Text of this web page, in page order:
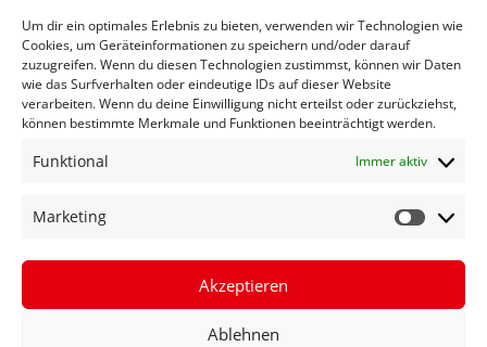
Um dir ein optimales Erlebnis zu bieten, verwenden wir Technologien wie
Cookies, um Geräteinformationen zu speichern und/oder darauf
zuzugreifen. Wenn du diesen Technologien zustimmst, können wir Daten
wie das Surfverhalten oder eindeutige IDs auf dieser Website
verarbeiten. Wenn du deine Einwilligung nicht erteilst oder zurückziehst,
können bestimmte Merkmale und Funktionen beeinträchtigt werden.
Funktional Immer aktiv
Marketing
Akzeptieren
Ablehnen
ihren Kindern nicht immer die Teilnahme an
Veranstaltungen wie Jugendreferentin Viktoria Dohmen
berichtete. „Ein großer Dank an die Emmendinger
Polizei und Revierleiter Dümmig, die sich sehr um
werden alles tun, um unsere jüdischen Mitbürgerinnen
Fechner ausdrücklich. Kreistagsmitglied Roman
Terrororganisation ist und Israel das Recht zur
Verteidigung habe. Majanowska meinte, dass auch sie
die israelische Siedlungspolitik und die Regierung